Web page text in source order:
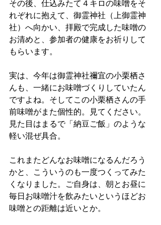
その後、仕込みたて４キロの味噌をそ
れぞれに抱えて、御霊神社（上御霊神
社）へ向かい、拝殿で完成した味噌の
お清めと、参加者の健康をお祈りして
もらいます。
実は、今年は御霊神社禰宜の小栗栖さ
んも、一緒にお味噌づくりしていたん
ですよね。そしてこの小栗栖さんの手
前味噌がまた個性的。見てください。
見た目はまるで「納豆ご飯」のような
軽い混ぜ具合。
これまたどんなお味噌になるんだろう
かと、こういうのも一度つくってみた
くなりました。ご自身は、朝とお昼に
毎日お味噌汁を飲みたいというほどお
味噌との距離は近いとか。